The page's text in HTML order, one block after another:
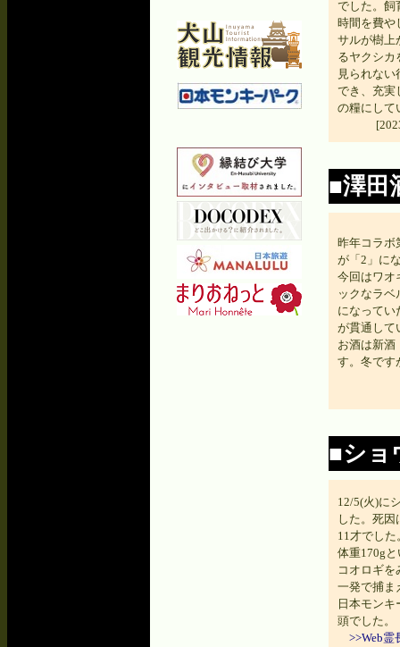
でした。飼
時間を費や
サルが樹上
るヤクシカ
見られな
でき、充実
の糧にして
■澤田
昨年コラボ
が「2」に
今回はワオ
ックなラ
になってい
が貫通して
お酒は新酒
す。冬です
■ショ
12/5(火)に
した。死
11才でした
体重170g
コオロギ
一発で捕ま
日本モン
頭でした。
>>Web